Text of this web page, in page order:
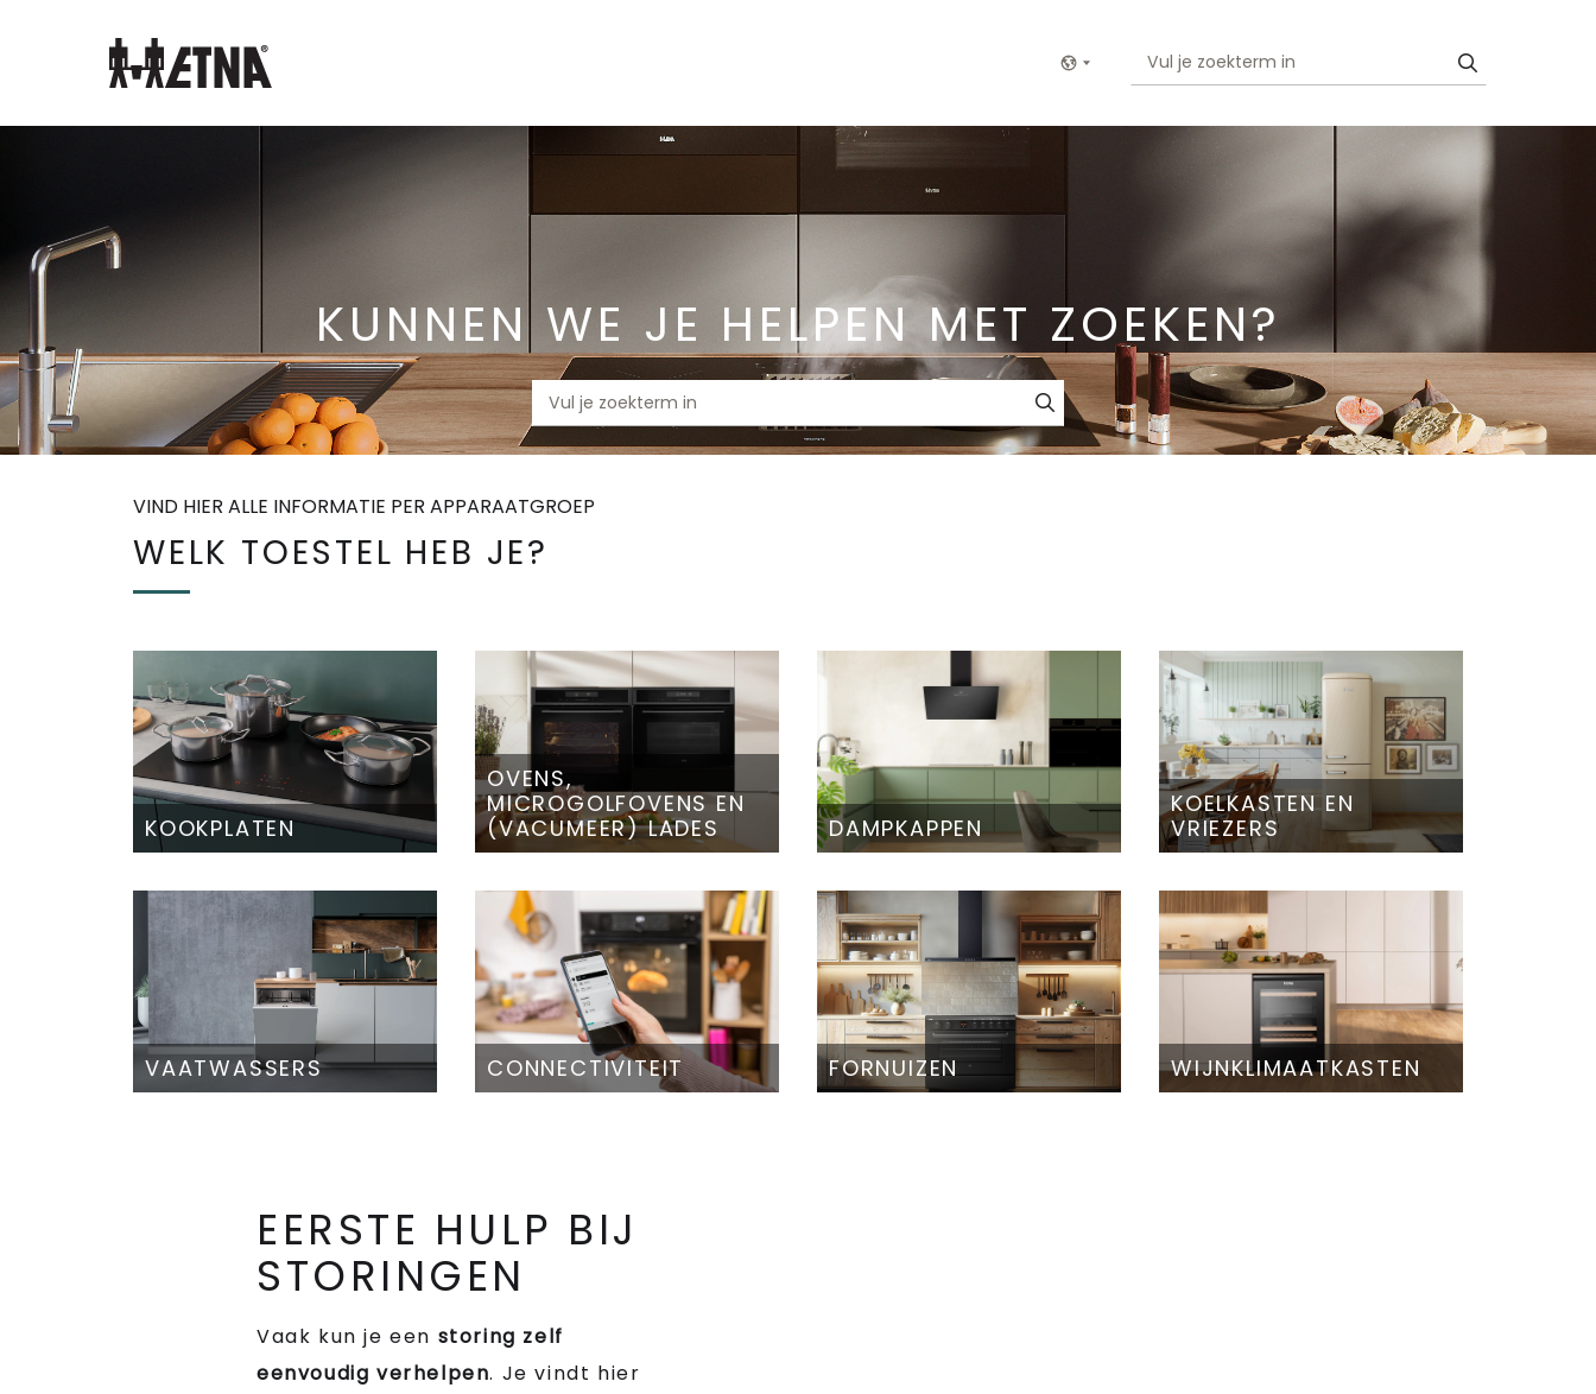
Show menu
KUNNEN WE JE HELPEN MET ZOEKEN?
VIND HIER ALLE INFORMATIE PER APPARAATGROEP
WELK TOESTEL HEB JE?
KOOKPLATEN
OVENS,
MICROGOLFOVENS EN
(VACUMEER) LADES
DAMPKAPPEN
KOELKASTEN EN
VRIEZERS
VAATWASSERS CONNECTIVITEIT FORNUIZEN WIJNKLIMAATKASTEN
EERSTE HULP BIJ
STORINGEN
Vaak kun je een storing zelf
eenvoudig verhelpen. Je vindt hier